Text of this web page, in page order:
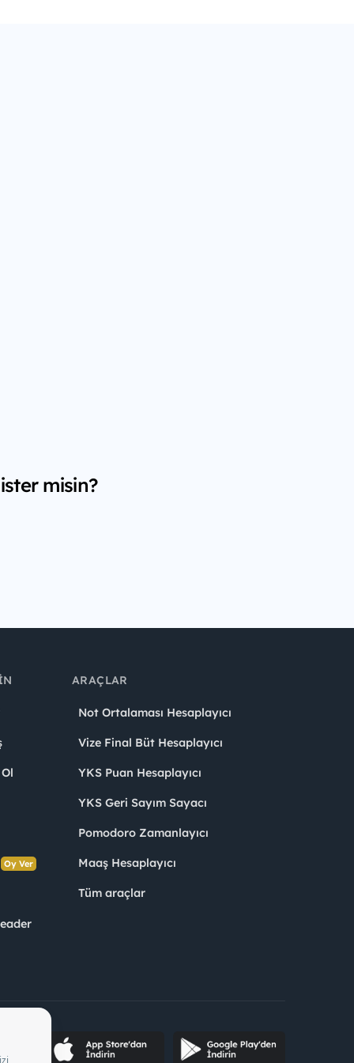
misin?
Oy Ver
ARAÇLAR
Not Ortalaması Hesaplayıcı
Vize Final Büt Hesaplayıcı
YKS Puan Hesaplayıcı
YKS Geri Sayım Sayacı
Pomodoro Zamanlayıcı
Maaş Hesaplayıcı
Tüm araçlar